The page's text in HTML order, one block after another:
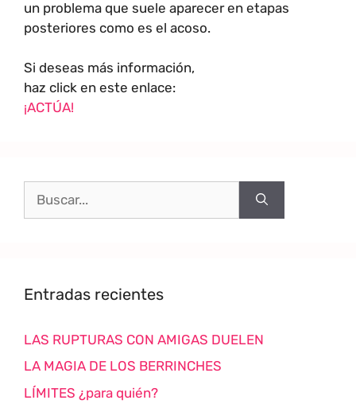
un problema que suele aparecer en etapas
posteriores como es el acoso.
Si deseas más información,
haz click en este enlace:
¡ACTÚA!
Entradas recientes
LAS RUPTURAS CON AMIGAS DUELEN
LA MAGIA DE LOS BERRINCHES
LÍMITES ¿para quién?